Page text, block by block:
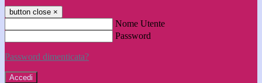
button close ×
Nome Utente
Password
Password dimenticata?